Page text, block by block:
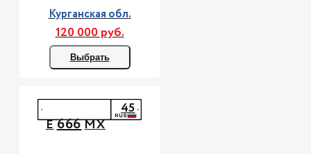
Курганская обл.
120 000 руб.
Выбрать
Е666МХ
45